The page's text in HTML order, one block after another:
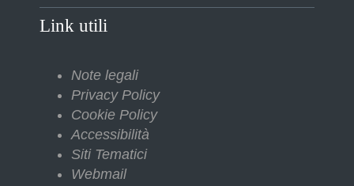
Link utili
Note legali
Privacy Policy
Cookie Policy
Accessibilità
Siti Tematici
Webmail